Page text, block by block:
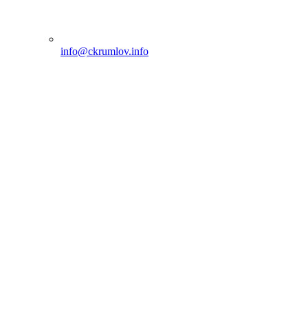
info@ckrumlov.info